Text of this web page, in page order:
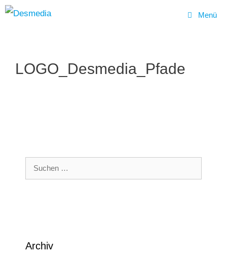
springen
Menü
LOGO_Desmedia_Pfade
Suchen
nach:
Archiv